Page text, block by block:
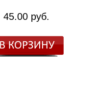
45.00 руб.